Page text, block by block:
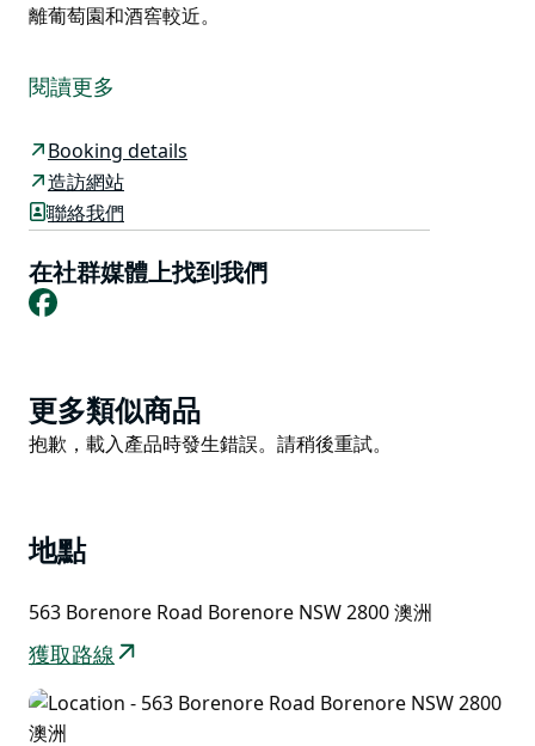
離葡萄園和酒窖較近。
時也是一個運作中的農場，擁有草坪和帶電營地，並提供
淋浴、廁所和污水排放點等設施。
草坪俯瞰著一個水潭，周圍綠樹成蔭，野生動物棲息，遠
處是卡諾博拉斯山。
水潭和草坪的狀況會受到氣候條件的影響。
場地距離葡萄園和酒窖較近。
閱讀更多
Booking details
造訪網站
聯絡我們
在社群媒體上找到我們
Facebook
Product
List
更多類似商品
Product
抱歉，載入產品時發生錯誤。請稍後重試。
地點
563 Borenore Road Borenore NSW 2800 澳洲
獲取路線